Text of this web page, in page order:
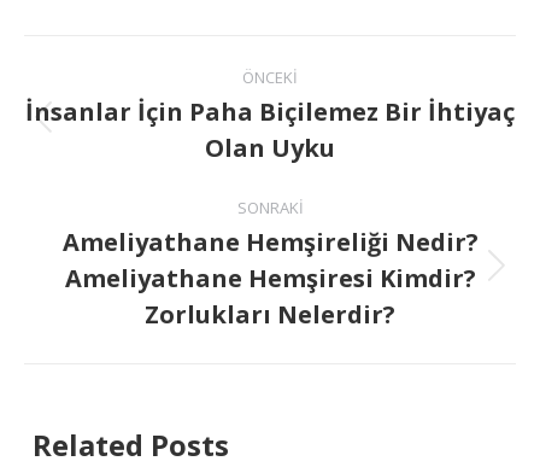
ÖNCEKI
İnsanlar İçin Paha Biçilemez Bir İhtiyaç
Olan Uyku
SONRAKI
Ameliyathane Hemşireliği Nedir?
Ameliyathane Hemşiresi Kimdir?
Zorlukları Nelerdir?
Related Posts